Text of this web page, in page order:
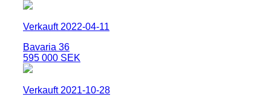
Verkauft 2022-04-11
Bavaria 36
595 000 SEK
Verkauft 2021-10-28